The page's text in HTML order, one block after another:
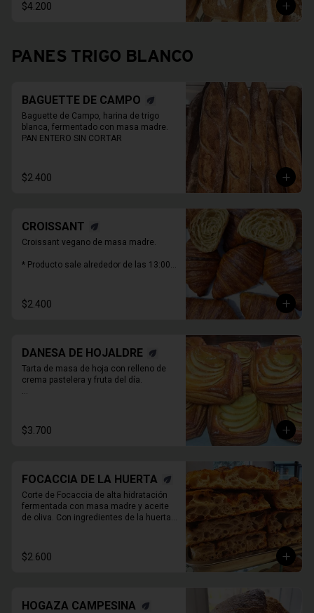
moldes de panes pueden cambiar.
$4.200
PANES TRIGO BLANCO
BAGUETTE DE CAMPO
Baguette de Campo, harina de trigo
blanca, fermentado con masa madre.
PAN ENTERO SIN CORTAR
$2.400
CROISSANT
Croissant vegano de masa madre.
* Producto sale alrededor de las 13:00 -
$2.400
DANESA DE HOJALDRE
Tarta de masa de hoja con relleno de
crema pastelera y fruta del día.
despacho*
** FOTO  REFERENCIAL
$3.700
FOCACCIA DE LA HUERTA
Corte de Focaccia de alta hidratación
fermentada con masa madre y aceite
de oliva. Con ingredientes de la huerta
$2.600
HOGAZA CAMPESINA